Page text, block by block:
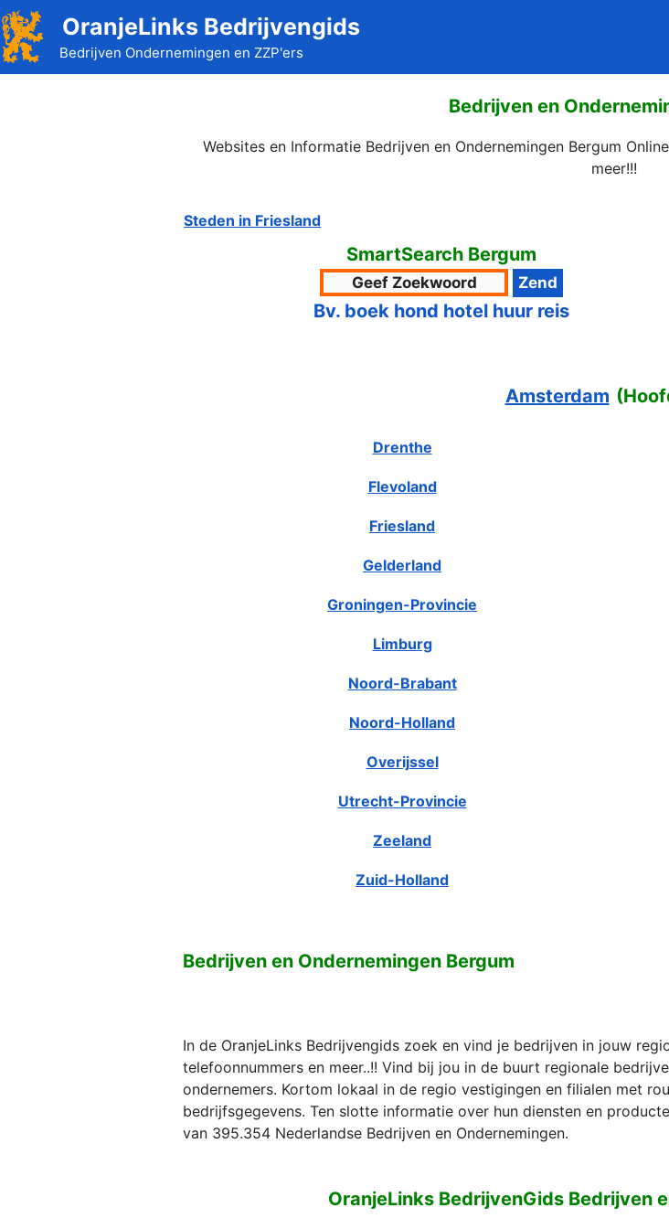
Ga
naar
de
inhoud
OranjeLinks Bedrijvengids
Bedrijven Ondernemingen en ZZP'ers
Bedrijven en
Websites en Informatie Bedrijven en Ondernemingen Bergum
meer!!!
Steden in Friesland
SmartSearch Bergum
Bv. boek hond hotel huur reis
Amsterdam (
Drenthe
Flevoland
Friesland
Gelderland
Groningen-Provincie
Limburg
Noord-Brabant
Noord-Holland
Overijssel
Utrecht-Provincie
Zeeland
Zuid-Holland
Bedrijven en Ondernemingen Bergum
In de OranjeLinks Bedrijvengids zoek en vind je bedrijven in jouw
telefoonnummers en meer..!! Vind bij jou in de buurt regionale
ondernemers. Kortom lokaal in de regio vestigingen en filialen met
bedrijfsgegevens. Ten slotte informatie over hun diensten en
van 395.354 Nederlandse Bedrijven en Ondernemingen.
OranjeLinks BedrijvenGids Bedrijven